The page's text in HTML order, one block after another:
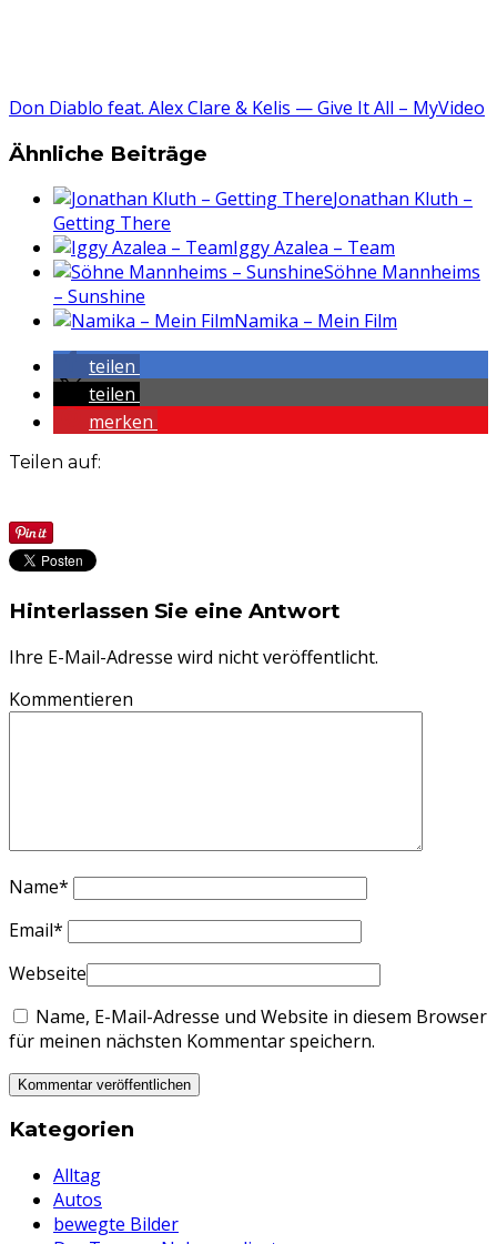
Don Diablo feat. Alex Clare & Kelis — Give It All – MyVideo
Ähnliche Beiträge
Jonathan Kluth –
Getting There
Iggy Azalea – Team
Söhne Mannheims
– Sunshine
Namika – Mein Film
teilen
teilen
merken
Teilen auf:
Hinterlassen Sie eine Antwort
Ihre E-Mail-Adresse wird nicht veröffentlicht.
Kommentieren
Name*
Email*
Webseite
Name, E-Mail-Adresse und Website in diesem Browser
für meinen nächsten Kommentar speichern.
Kategorien
Alltag
Autos
bewegte Bilder